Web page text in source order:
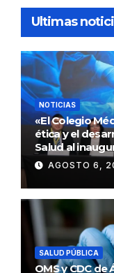
Ultimas
NOTICIAS
«El Colegio
ética y el
Salud al
AGOSTO 6,
SALUD PÚBLICA
OMS y CDC